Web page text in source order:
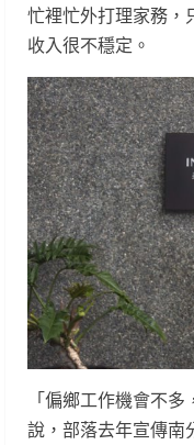
忙裡忙外打理家務，
收入很不穩定。
「偏鄉工作機會不
說，部落去年宣傳南